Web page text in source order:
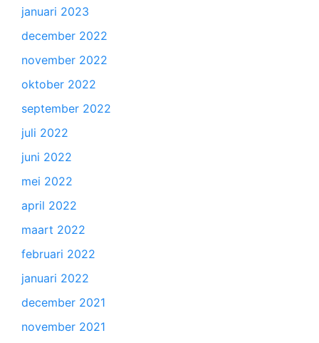
januari 2023
december 2022
november 2022
oktober 2022
september 2022
juli 2022
juni 2022
mei 2022
april 2022
maart 2022
februari 2022
januari 2022
december 2021
november 2021